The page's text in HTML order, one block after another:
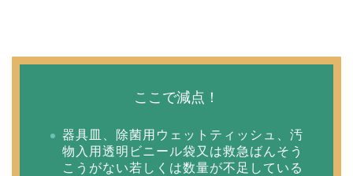
ここで減点！
器具皿、除菌用ウェットティッシュ、汚
物入用透明ビニール袋又は救急ばんそう
こうがない若しくは数量が不足している
スタイリング剤